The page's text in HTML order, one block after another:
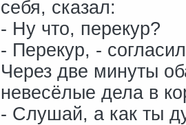
себя, сказал:
- Ну что, перекур?
- Перекур, -
Через две минуты
невесёлые дела в
- Слушай, а как ты